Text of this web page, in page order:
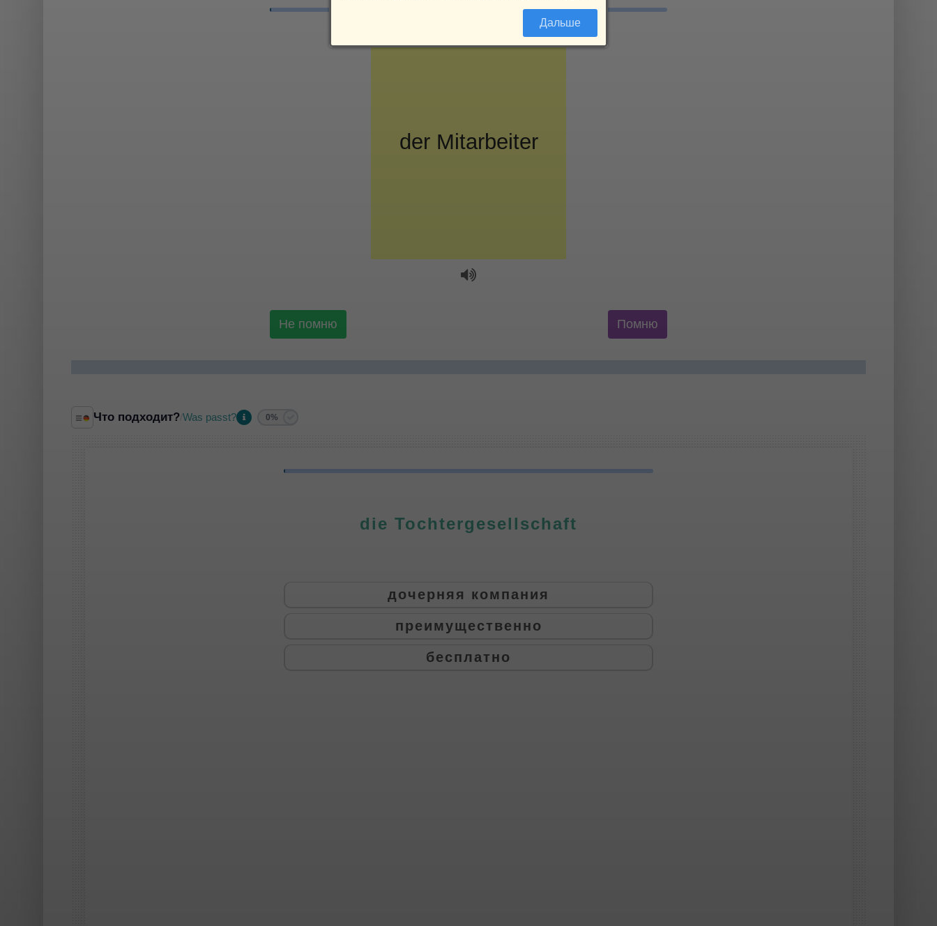
der Mitarbeiter
сотрудник
Не помню Помню
Что подходит? Was passt? 0%
die Tochtergesellschaft
дочерняя компания
преимущественно
бесплатно
Дальше